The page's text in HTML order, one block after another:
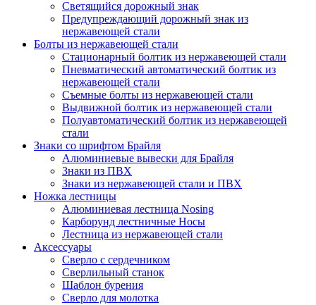
Светящийся дорожный знак
Предупреждающий дорожный знак из
нержавеющей стали
Болты из нержавеющей стали
Стационарный болтик из нержавеющей стали
Пневматический автоматический болтик из
нержавеющей стали
Съемные болты из нержавеющей стали
Выдвижной болтик из нержавеющей стали
Полуавтоматический болтик из нержавеющей
стали
Знаки со шрифтом Брайля
Алюминиевые вывески для Брайля
Знаки из ПВХ
Знаки из нержавеющей стали и ПВХ
Ножка лестницы
Алюминиевая лестница Nosing
Карборунд лестничные Носы
Лестница из нержавеющей стали
Аксессуары
Сверло с сердечником
Сверлильный станок
Шаблон бурения
Сверло для молотка